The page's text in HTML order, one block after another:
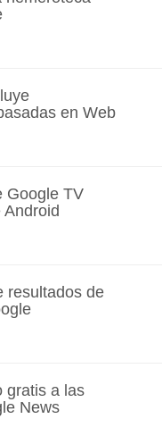
en Web
Google TV
resultados de
gratis a las
News